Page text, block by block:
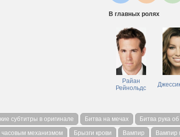
В главных ролях
Райан
Рейнольдс
субтитры в оригинале Битва на мечах Битва рука об
часовым механизмом
Брызги крови Вампир Вампир